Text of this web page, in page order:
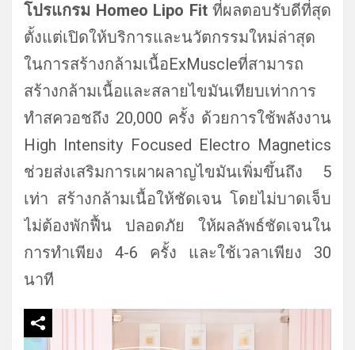
โปรแกรม Homeo Lipo Fitที่ผลตอบรับดีที่สุด
ตั้งแต่เปิดให้บริการและนวัตกรรมใหม่ล่าสุด
ในการสร้างกล้ามเนื้อExMuscleที่สามารถ
สร้างกล้ามเนื้อและสลายไขมันเทียบเท่าการ
ทำสควอชถึง 20,000 ครั้ง ด้วยการใช้พลังงาน
High Intensity Focused Electro Magnetics
ช่วยส่งเสริมการเผาผลาญไขมันเพิ่มขึ้นถึง 5
เท่า สร้างกล้ามเนื้อให้ชัดเจน โดยไม่บาดเจ็บ
ไม่ต้องพักฟื้น ปลอดภัย ให้ผลลัพธ์ชัดเจนใน
การทำเพียง 4-6 ครั้ง และใช้เวลาเพียง 30
นาที